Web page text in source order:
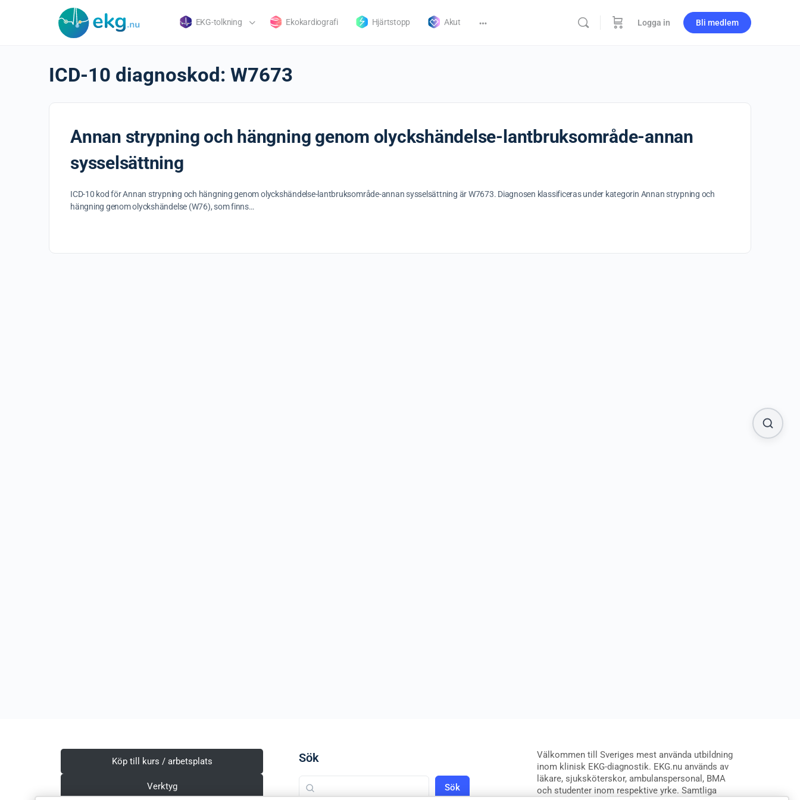
EKG-tolkning Ekokardiografi Hjärtstopp Akut Logga in Bli medlem
ICD-10 diagnoskod: W7673
Annan strypning och hängning genom olyckshändelse-lantbruksområde-annan
sysselsättning
ICD-10 kod för Annan strypning och hängning genom olyckshändelse-lantbruksområde-annan sysselsättning är W7673. Diagnosen klassificeras under kategorin Annan strypning och
hängning genom olyckshändelse (W76), som finns…
Köp till kurs / arbetsplats
Verktyg
Sök
Sök
Välkommen till Sveriges mest använda utbildning
inom klinisk EKG-diagnostik. EKG.nu används av
läkare, sjuksköterskor, ambulanspersonal, BMA
och studenter inom respektive yrke. Samtliga